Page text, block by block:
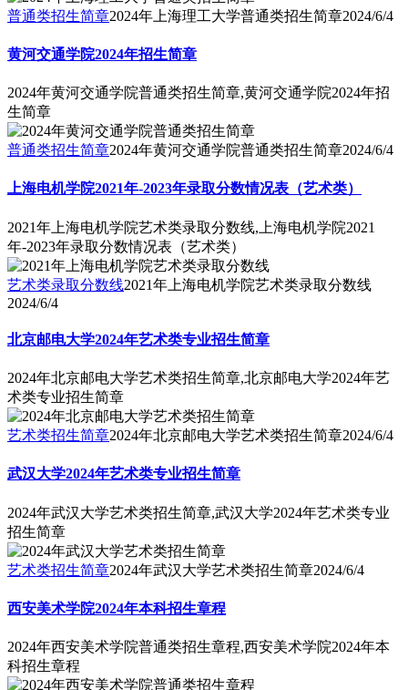
普通类招生简章2024年上海理工大学普通类招生简章2024/6/4
黄河交通学院2024年招生简章
2024年黄河交通学院普通类招生简章,黄河交通学院2024年招
生简章
普通类招生简章2024年黄河交通学院普通类招生简章2024/6/4
上海电机学院2021年-2023年录取分数情况表（艺术类）
2021年上海电机学院艺术类录取分数线,上海电机学院2021
年-2023年录取分数情况表（艺术类）
艺术类录取分数线2021年上海电机学院艺术类录取分数线
2024/6/4
北京邮电大学2024年艺术类专业招生简章
2024年北京邮电大学艺术类招生简章,北京邮电大学2024年艺
术类专业招生简章
艺术类招生简章2024年北京邮电大学艺术类招生简章2024/6/4
武汉大学2024年艺术类专业招生简章
2024年武汉大学艺术类招生简章,武汉大学2024年艺术类专业
招生简章
艺术类招生简章2024年武汉大学艺术类招生简章2024/6/4
西安美术学院2024年本科招生章程
2024年西安美术学院普通类招生章程,西安美术学院2024年本
科招生章程